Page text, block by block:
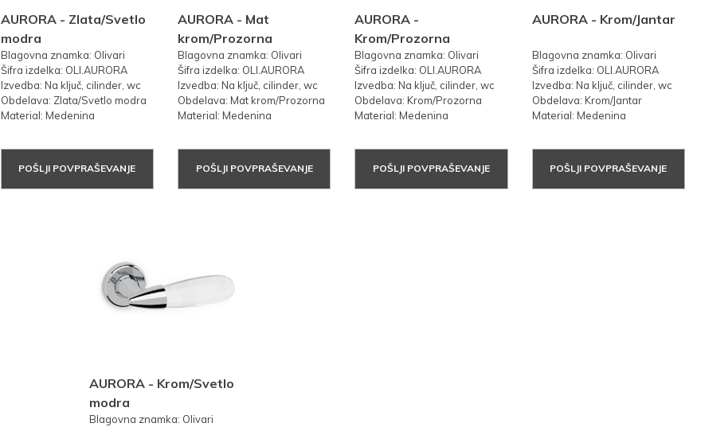
AURORA - Zlata/Svetlo
modra
Blagovna znamka: Olivari
Šifra izdelka: OLI.AURORA
Izvedba: Na ključ, cilinder, wc
Obdelava: Zlata/Svetlo modra
Material: Medenina
POŠLJI POVPRAŠEVANJE
AURORA - Mat
krom/Prozorna
Blagovna znamka: Olivari
Šifra izdelka: OLI.AURORA
Izvedba: Na ključ, cilinder, wc
Obdelava: Mat krom/Prozorna
Material: Medenina
POŠLJI POVPRAŠEVANJE
AURORA -
Krom/Prozorna
Blagovna znamka: Olivari
Šifra izdelka: OLI.AURORA
Izvedba: Na ključ, cilinder, wc
Obdelava: Krom/Prozorna
Material: Medenina
POŠLJI POVPRAŠEVANJE
AURORA - Krom/Jantar
Blagovna znamka: Olivari
Šifra izdelka: OLI.AURORA
Izvedba: Na ključ, cilinder, wc
Obdelava: Krom/Jantar
Material: Medenina
POŠLJI POVPRAŠEVANJE
AURORA - Krom/Svetlo
modra
Blagovna znamka: Olivari